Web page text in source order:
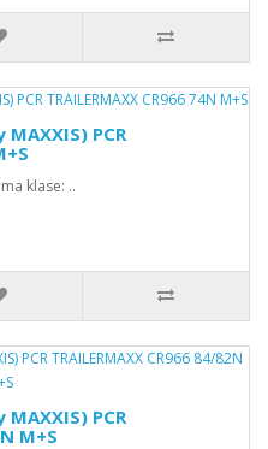
MAXXIS) PCR
klase: ..
MAXXIS) PCR
M+S